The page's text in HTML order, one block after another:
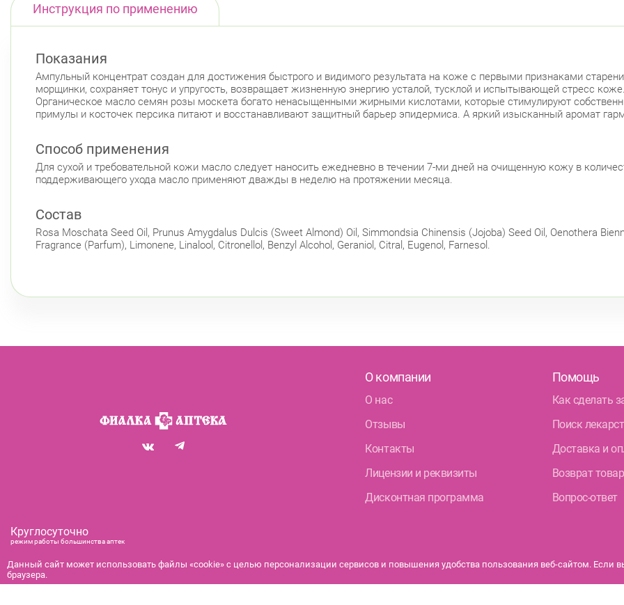
Инструкция по применению
Показания
Ампульный концентрат создан для достижения быстрого и видимого результата на коже с первыми признаками
морщинки, сохраняет тонус и упругость, возвращает жизненную энергию усталой, тусклой и испытывающей стресс
Органическое масло семян розы москета богато ненасыщенными жирными кислотами, которые стимулируют
примулы и косточек персика питают и восстанавливают защитный барьер эпидермиса. А яркий изысканный аромат
Способ применения
Для сухой и требовательной кожи масло следует наносить ежедневно в течении 7-ми дней на очищенную кожу в
поддерживающего ухода масло применяют дважды в неделю на протяжении месяца.
Состав
Rosa Moschata Seed Oil, Prunus Amygdalus Dulcis (Sweet Almond) Oil, Simmondsia Chinensis (Jojoba) Seed Oil, Oenothera
Fragrance (Parfum), Limonene, Linalool, Citronellol, Benzyl Alcohol, Geraniol, Citral, Eugenol, Farnesol.
О компании
О нас
Отзывы
Контакты
Лицензии и реквизиты
Дисконтная программа
Помощь
Как сделать
Поиск
Доставка и
Возврат
Вопрос-ответ
Круглосуточно
режим работы большинства аптек
+7 (812) 292-00-00
справочная служба с 9:00 до 21:00
Данный сайт может использовать файлы «cookie» с целью персонализации сервисов и повышения удобства пользования веб-сайтом. Если
браузера.